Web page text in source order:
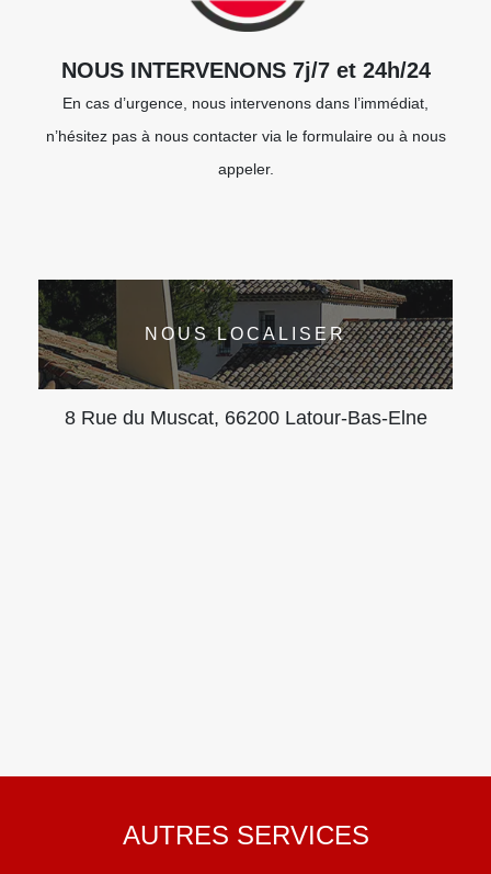
NOUS INTERVENONS 7j/7 et 24h/24
En cas d’urgence, nous intervenons dans l’immédiat,
n’hésitez pas à nous contacter via le formulaire ou à nous
appeler.
NOUS LOCALISER
8 Rue du Muscat, 66200 Latour-Bas-Elne
AUTRES SERVICES